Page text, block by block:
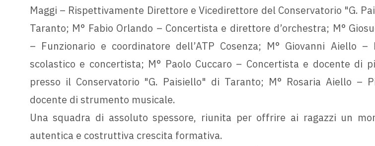
Maggi – Rispettivamente Direttore e Vicedirettore del Conservatorio "G.
Taranto; M° Fabio Orlando – Concertista e direttore d’orchestra; M°
– Funzionario e coordinatore dell’ATP Cosenza; M° Giovanni Aiello –
scolastico e concertista; M° Paolo Cuccaro – Concertista e docente di
presso il Conservatorio "G. Paisiello" di Taranto; M° Rosaria Aiello –
docente di strumento musicale.
Una squadra di assoluto spessore, riunita per offrire ai ragazzi un
autentica e costruttiva crescita formativa.